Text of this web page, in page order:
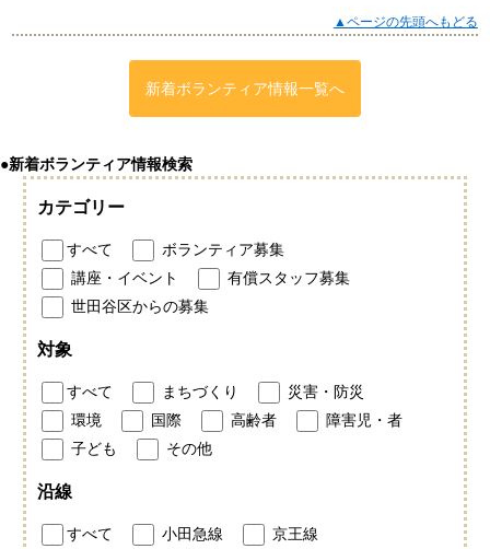
▲ページの先頭へもどる
新着ボランティア情報一覧へ
●新着ボランティア情報検索
カテゴリー
すべて
ボランティア募集
講座・イベント
有償スタッフ募集
世田谷区からの募集
対象
すべて まちづくり
災害・防災
環境
国際 高齢者
障害児・者
子ども
その他
沿線
すべて 小田急線 京王線